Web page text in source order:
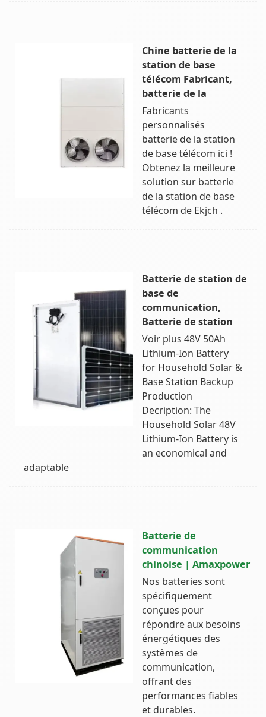
Chine batterie de la
station de base
télécom Fabricant,
batterie de la
Fabricants
personnalisés
batterie de la station
de base télécom ici !
Obtenez la meilleure
solution sur batterie
de la station de base
télécom de Ekjch .
Batterie de station de
base de
communication,
Batterie de station
Voir plus 48V 50Ah
Lithium-Ion Battery
for Household Solar &
Base Station Backup
Production
Decription: The
Household Solar 48V
Lithium-Ion Battery is
an economical and
adaptable
Batterie de
communication
chinoise | Amaxpower
Nos batteries sont
spécifiquement
conçues pour
répondre aux besoins
énergétiques des
systèmes de
communication,
offrant des
performances fiables
et durables.